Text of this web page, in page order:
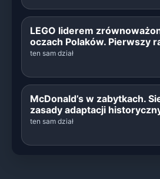
LEGO liderem
oczach Polaków. Pierwszy
ten sam dział
McDonald’s w zabytkach.
zasady adaptacji
ten sam dział